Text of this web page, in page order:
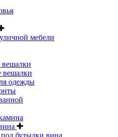
мебели
вешалки
одежды
бутылки вина